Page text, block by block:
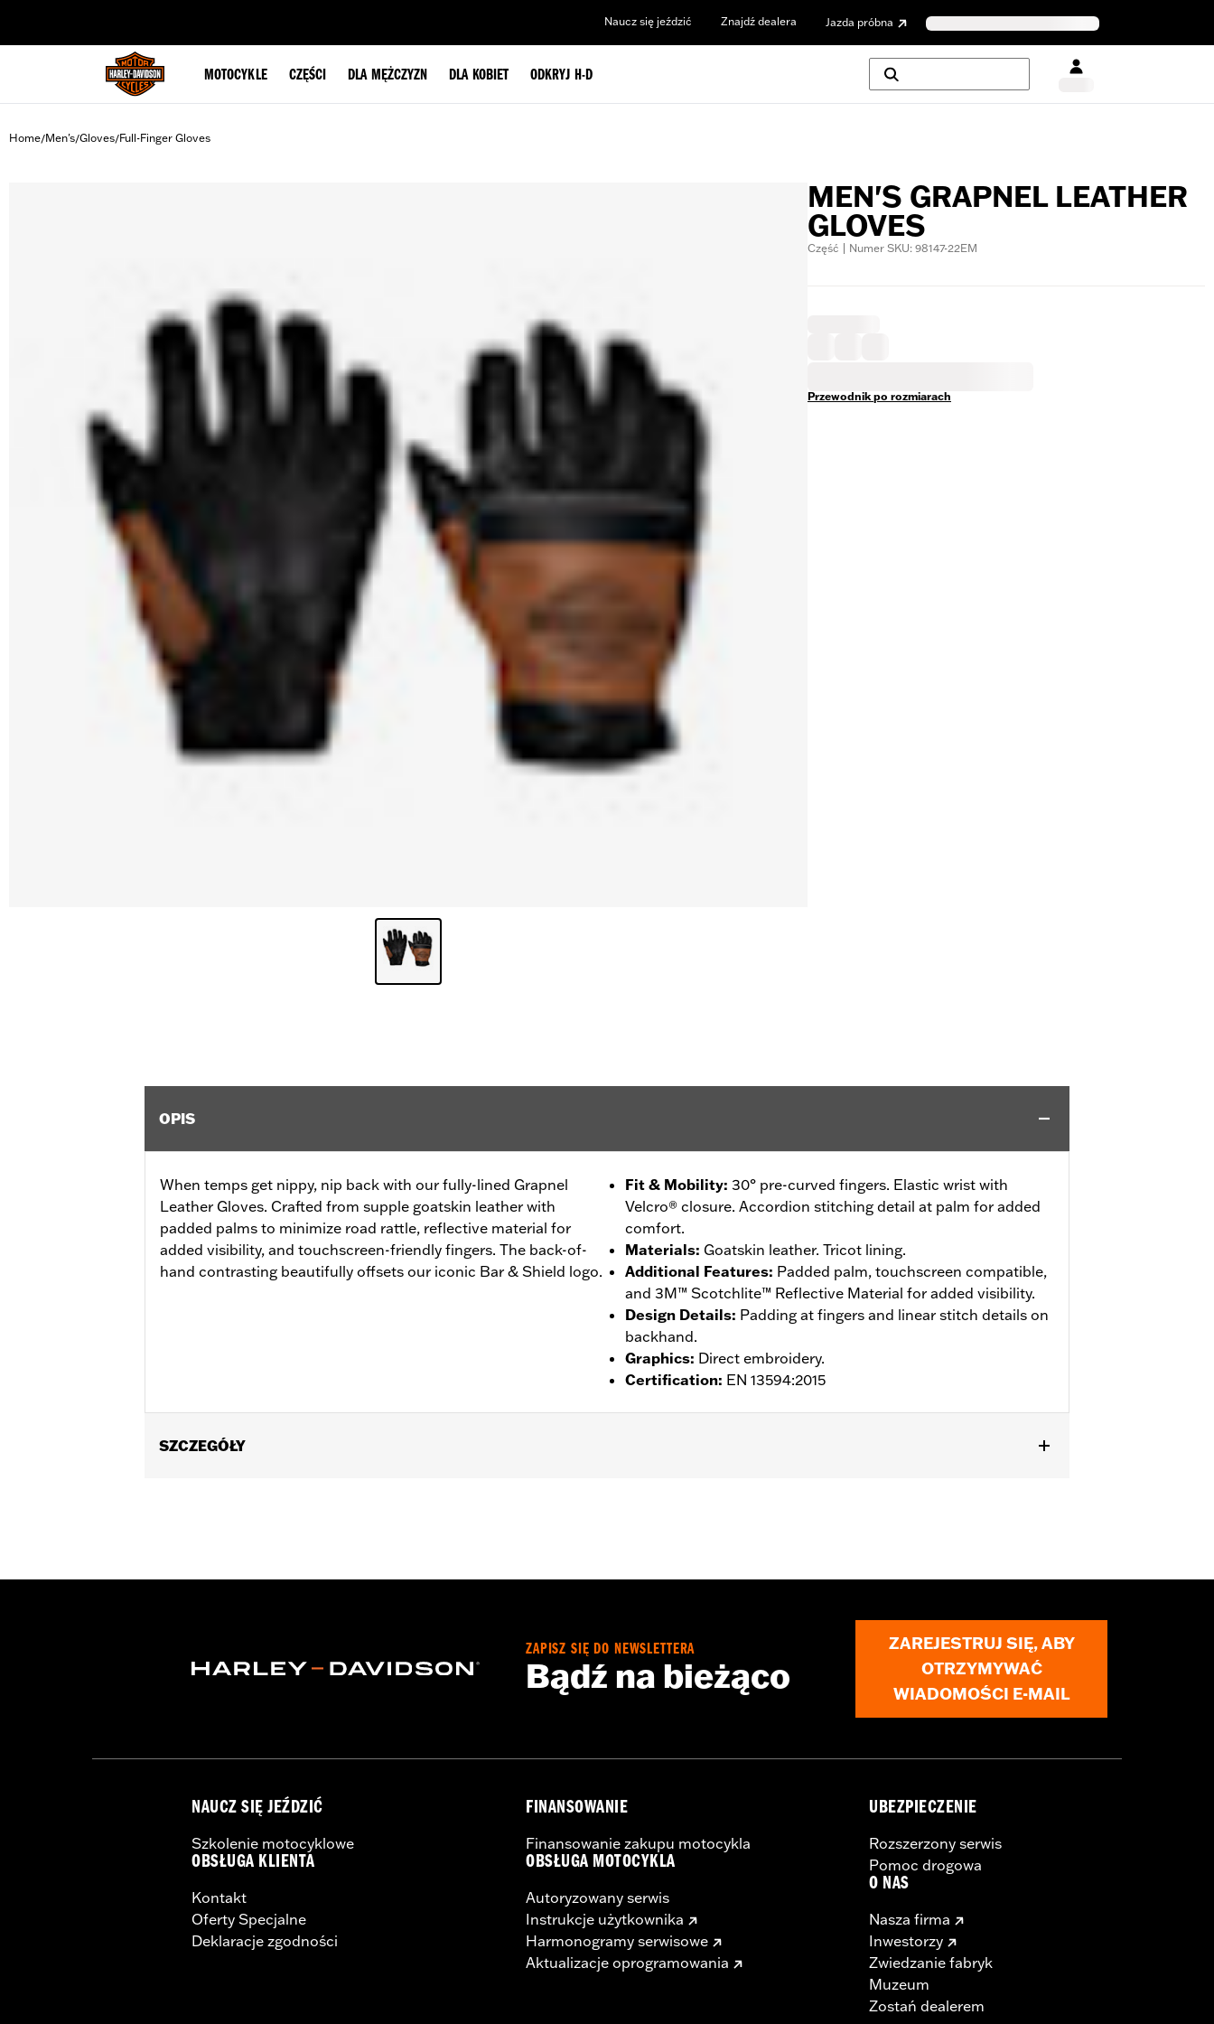
Naucz się jeździć Znajdź dealera Jazda próbna
MOTOCYKLE CZĘŚCI DLA MĘŻCZYZN DLA KOBIET ODKRYJ H-D
Home/Men's/Gloves/Full-Finger Gloves
MEN'S GRAPNEL LEATHER
GLOVES
Część | Numer SKU: 98147-22EM
Przewodnik po rozmiarach
OPIS
When temps get nippy, nip back with our fully-lined Grapnel
Leather Gloves. Crafted from supple goatskin leather with
padded palms to minimize road rattle, reflective material for
added visibility, and touchscreen-friendly fingers. The back-of-
hand contrasting beautifully offsets our iconic Bar & Shield logo.
Fit & Mobility: 30° pre-curved fingers. Elastic wrist with
Velcro® closure. Accordion stitching detail at palm for added
comfort.
Materials: Goatskin leather. Tricot lining.
Additional Features: Padded palm, touchscreen compatible,
and 3M™ Scotchlite™ Reflective Material for added visibility.
Design Details: Padding at fingers and linear stitch details on
backhand.
Graphics: Direct embroidery.
Certification: EN 13594:2015
SZCZEGÓŁY
ZAPISZ SIĘ DO NEWSLETTERA
Bądź na bieżąco
ZAREJESTRUJ SIĘ, ABY
OTRZYMYWAĆ
WIADOMOŚCI E-MAIL
NAUCZ SIĘ JEŹDZIĆ
Szkolenie motocyklowe
OBSŁUGA KLIENTA
Kontakt
Oferty Specjalne
Deklaracje zgodności
FINANSOWANIE
Finansowanie zakupu motocykla
OBSŁUGA MOTOCYKLA
Autoryzowany serwis
Instrukcje użytkownika
Harmonogramy serwisowe
Aktualizacje oprogramowania
UBEZPIECZENIE
Rozszerzony serwis
Pomoc drogowa
O NAS
Nasza firma
Inwestorzy
Zwiedzanie fabryk
Muzeum
Zostań dealerem